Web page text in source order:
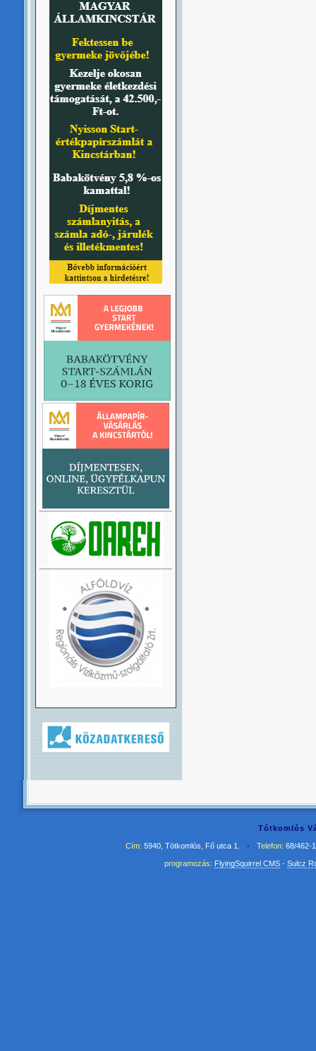
Tótkomlós
Cím: 5940, Tótkomlós, Fő utca 1. • Telefon: 68/462-
programozás: FlyingSquirrel CMS- Sulcz